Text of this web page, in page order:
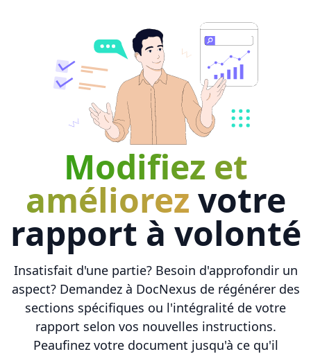
Modifiez et
améliorez votre
rapport à volonté
Insatisfait d'une partie? Besoin d'approfondir un
aspect? Demandez à DocNexus de régénérer des
sections spécifiques ou l'intégralité de votre
rapport selon vos nouvelles instructions.
Peaufinez votre document jusqu'à ce qu'il